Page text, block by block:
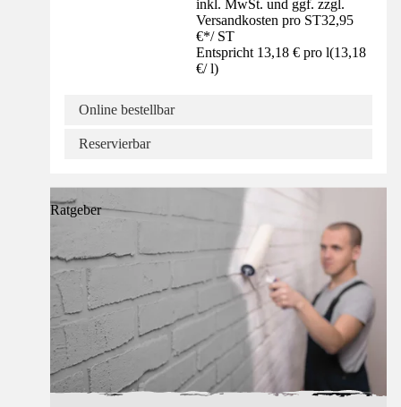
inkl. MwSt. und ggf. zzgl.
Versandkosten pro ST32,95
€*/ ST
Entspricht 13,18 € pro l(13,18
€/ l)
Online bestellbar
Reservierbar
Ratgeber